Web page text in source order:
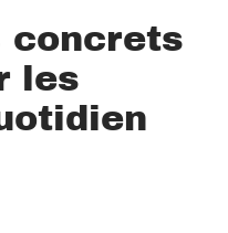
concrets
les